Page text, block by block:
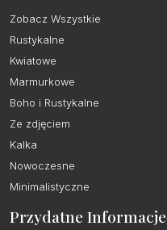
Zobacz Wszystkie
Rustykalne
Kwiatowe
Marmurkowe
Boho i Rustykalne
Ze zdjęciem
Kalka
Nowoczesne
Minimalistyczne
Przydatne Informacje